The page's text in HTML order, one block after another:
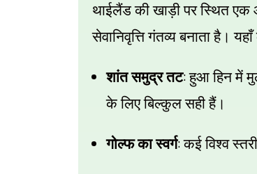
थाईलैंड की खाड़ी पर स्थित
सेवानिवृत्ति गंतव्य बनाता है।
शांत समुद्र तट:हुआ हिन में
के लिए बिल्कुल सही हैं।
गोल्फ का स्वर्ग:कई विश्व